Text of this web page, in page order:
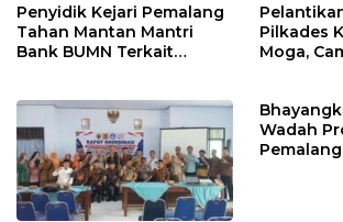
Penyidik Kejari Pemalang
Tahan Mantan Mantri
Bank BUMN Terkait
Pilkades
Moga,
Wadah
Pemalang